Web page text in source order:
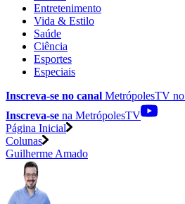
Entretenimento
Vida & Estilo
Saúde
Ciência
Esportes
Especiais
Inscreva-se no canal MetrópolesTV no
Inscreva-se na MetrópolesTV
Página Inicial
Colunas
Guilherme Amado